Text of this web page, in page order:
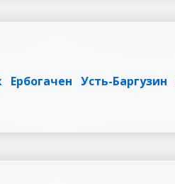
Ербогачен Усть-Баргузин